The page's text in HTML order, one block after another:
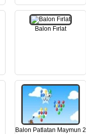
Balon Fırlat
Balon Patlatan Maymun 2